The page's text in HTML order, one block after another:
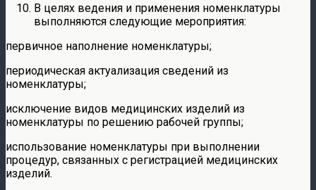
В целях ведения и применения номенклатуры
выполняются следующие мероприятия:
первичное наполнение номенклатуры;
периодическая актуализация сведений из
номенклатуры;
исключение видов медицинских изделий из
номенклатуры по решению рабочей группы;
использование номенклатуры при выполнении
процедур, связанных с регистрацией медицинских
изделий.